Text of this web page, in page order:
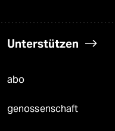
Unterstützen
abo
genossenschaft